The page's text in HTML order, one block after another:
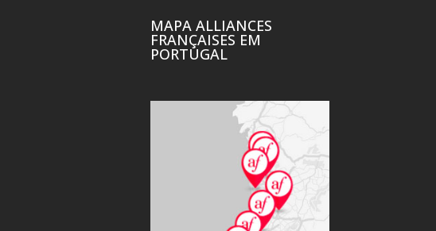
MAPA ALLIANCES
FRANÇAISES EM
PORTUGAL